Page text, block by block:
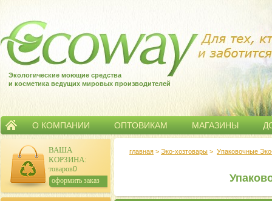
Экологические моющие средства
и косметика ведущих мировых производителей
О КОМПАНИИ ОПТОВИКАМ МАГАЗИНЫ
главная > Эко-хозтовары > Упаковочные
ВАША
КОРЗИНА:
товаров:0
сумма: 0р.
оформить заказ